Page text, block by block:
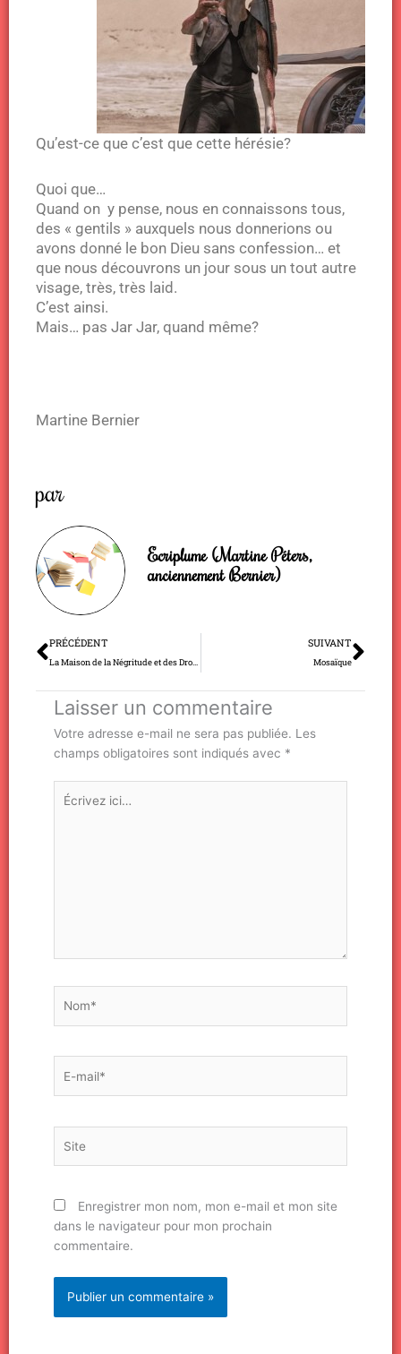
Qu’est-ce que c’est que cette hérésie?
Quoi que…
Quand on y pense, nous en connaissons tous,
des « gentils » auxquels nous donnerions ou
avons donné le bon Dieu sans confession… et
que nous découvrons un jour sous un tout autre
visage, très, très laid.
C’est ainsi.
Mais… pas Jar Jar, quand même?
Martine Bernier
par
Ecriplume (Martine Péters,
anciennement Bernier)
Précédent
PRÉCÉDENT SUIVANT
Mosaïque
Laisser un commentaire
Votre adresse e-mail ne sera pas publiée. Les
champs obligatoires sont indiqués avec *
Écrivez
ici…
mail*
Enregistrer mon nom, mon e-mail et mon site
dans le navigateur pour mon prochain
commentaire.